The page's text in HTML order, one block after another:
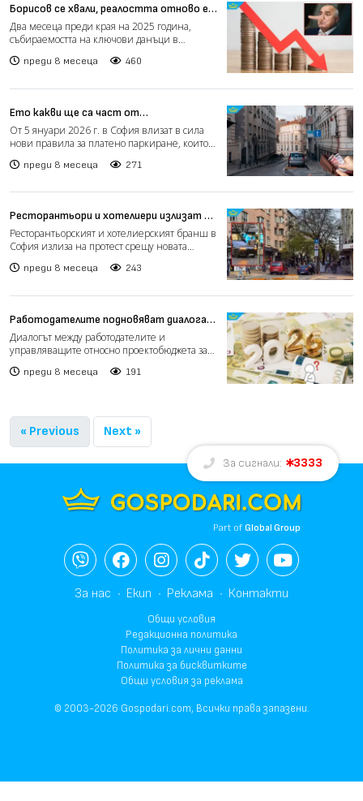
Борисов се хвали, реалостта отново е
различна: Изоставаме фрапиращо със
събираемостта на данъците
Два месеца преди края на 2025 година,
събираемостта на ключови данъци в
преди 8 месеца 460
Ето какви ще са част от
последствията от реформата за
паркирането в София
От 5 януари 2026 г. в София влизат в сила
нови правила за платено паркиране, които
преди 8 месеца 271
Ресторантьори и хотелиери излизат на
протест срещу новите правила за
паркиране в София (видео)
Ресторантьорският и хотелиерският бранш в
София излиза на протест срещу новата
преди 8 месеца 243
Работодателите подновяват диалога
за бюджета: Представят алтернативни
разчети пред Бюджетната комисия
Диалогът между работодателите и
управляващите относно проектобюджета за
преди 8 месеца 191
« Previous Next »
За сигнали: 3333
Part ofGlobal Group
За нас Екип Реклама Контакти
Общи условия
Редакционна политика
Политика за лични данни
Политика за бисквитките
Общи условия за реклама
© 2003-2026 Gospodari.com, Всички права запазени.